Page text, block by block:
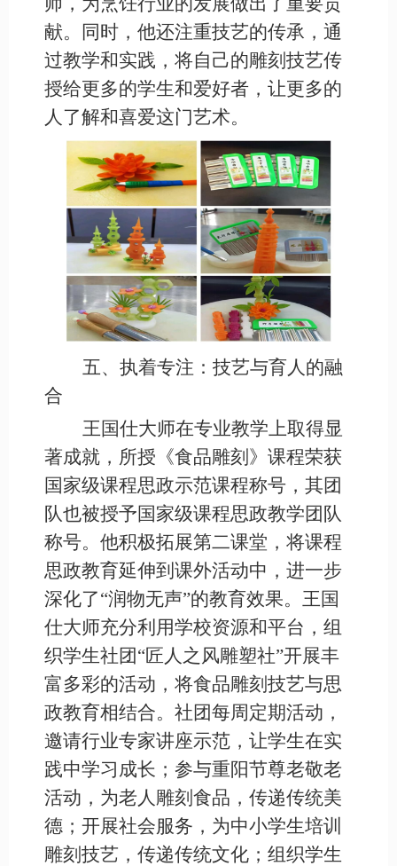
献。同时，他还注重技艺的传承，通
过教学和实践，将自己的雕刻技艺传
授给更多的学生和爱好者，让更多的
人了解和喜爱这门艺术。
五、执着专注：技艺与育人的融
合
王国仕大师在专业教学上取得显
著成就，所授《食品雕刻》课程荣获
国家级课程思政示范课程称号，其团
队也被授予国家级课程思政教学团队
称号。他积极拓展第二课堂，将课程
思政教育延伸到课外活动中，进一步
深化了“润物无声”的教育效果。王国
仕大师充分利用学校资源和平台，组
织学生社团“匠人之风雕塑社”开展丰
富多彩的活动，将食品雕刻技艺与思
政教育相结合。社团每周定期活动，
邀请行业专家讲座示范，让学生在实
践中学习成长；参与重阳节尊老敬老
活动，为老人雕刻食品，传递传统美
德；开展社会服务，为中小学生培训
雕刻技艺，传递传统文化；组织学生